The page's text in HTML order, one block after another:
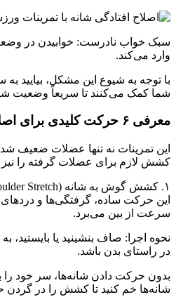
سبک خواب نادرست: خوابیدن در
وارد می‌کند.
با توجه به شیوع این مشکل، بیایید به
شما کمک می‌کنند تا سریعاً وضعیت
معرفی ۶ حرکت کلیدی برای اصلاح شانه‌های افتاده
این تمرینات نه تنها عضلات ضعیف
کشش لازم برای عضلات گرفته را نیز
۱. کشش گوش به شانه (Earlobe to Shoulder Stretch)
این حرکت ساده، گرفتگی‌ها و دردهای
سرعت از بین می‌برد.
نحوه اجرا: صاف بنشینید یا
در راستای بدن باشد.
بدون حرکت دادن شانه‌ها، سر خود را
شانه‌ها خم کنید تا کشش را در گردن